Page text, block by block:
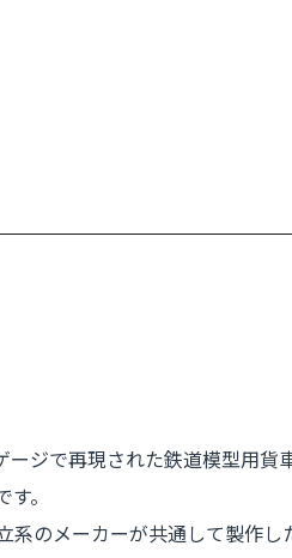
ジで再現された鉄道模型用貨
。
系のメーカーが共通して製作